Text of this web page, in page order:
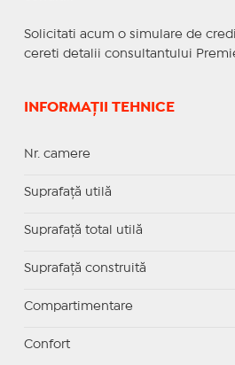
Solicitati acum o simulare de
cereti detalii consultantului
INFORMAȚII TEHNICE
Nr. camere
Suprafaţă utilă
Suprafaţă total utilă
Suprafaţă construită
Compartimentare
Confort